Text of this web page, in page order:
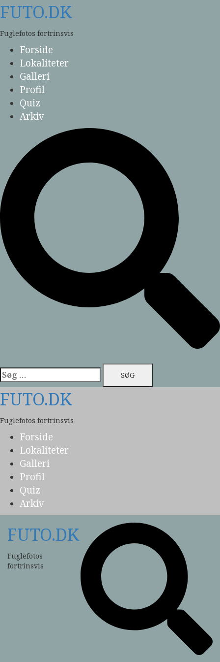
Skip
to
content
FUTO.DK
Fuglefotos fortrinsvis
Forside
Lokaliteter
Galleri
Profil
Quiz
Arkiv
Søg
efter:
FUTO.DK
Fuglefotos fortrinsvis
Forside
Lokaliteter
Galleri
Profil
Quiz
Arkiv
FUTO.DK
Fuglefotos
fortrinsvis